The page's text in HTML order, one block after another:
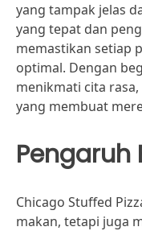
yang tampak jelas
yang tepat dan
memastikan setiap
optimal. Dengan
menikmati cita
yang membuat
Pengaruh
Chicago Stuffed
makan, tetapi juga